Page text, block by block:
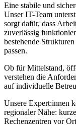
Eine stabile und
Unser IT-Team
sorgt dafür, dass
zuverlässig
bestehende
passen.
Ob für Mittelstand,
verstehen die
auf individuelle
Unsere Expert:innen
regionaler Nähe:
Rechenzentren vor